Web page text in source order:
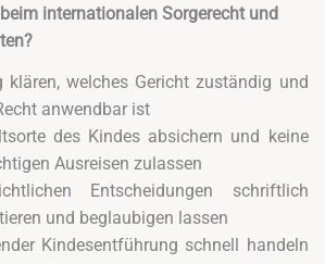
internationalen Sorgerecht und
klären, welches Gericht zuständig und
anwendbar ist
des Kindes absichern und keine
Ausreisen zulassen
Entscheidungen schriftlich
und beglaubigen lassen
Kindesentführung schnell handeln